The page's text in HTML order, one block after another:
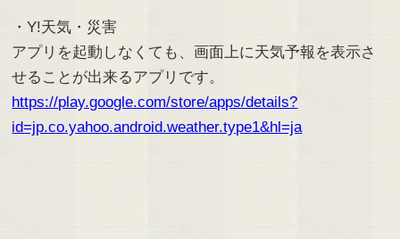
・Y!天気・災害
アプリを起動しなくても、画面上に天気予報を表示さ
せることが出来るアプリです。
https://play.google.com/store/apps/details?
id=jp.co.yahoo.android.weather.type1&hl=ja